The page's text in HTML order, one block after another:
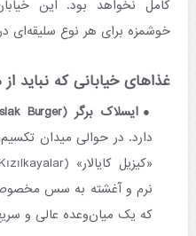
کامل نخواهد بود. این
خوشمزه برای هر نوع سلیقه‌ای
غذاهای خیابانی که نباید
ایسلاک برگر (Islak Burger):
دارد. در حوالی میدان
نرم و آغشته به سس
که یک میان‌وعده عالی و